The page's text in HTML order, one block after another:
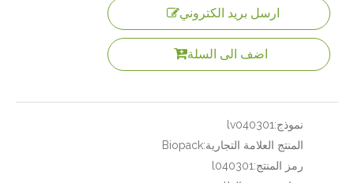
ارسل بريد الكتروني
اضف الى السلة
نموذج:lv040301
المنتج العلامة التجارية:Biopack
رمز المنتج:l040301